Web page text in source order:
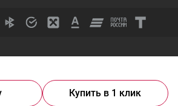
Купить в 1 клик